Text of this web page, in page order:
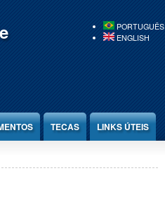
PORTUGUÊS
ENGLISH
TECAS LINKS ÚTEIS